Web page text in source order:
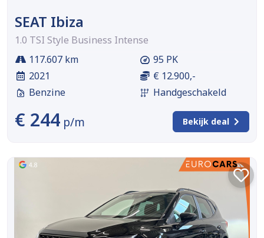
SEAT Ibiza
1.0 TSI Style Business Intense
117.607 km
2021
Benzine
95 PK
€ 12.900,-
Handgeschakeld
€ 244 p/m Bekijk deal